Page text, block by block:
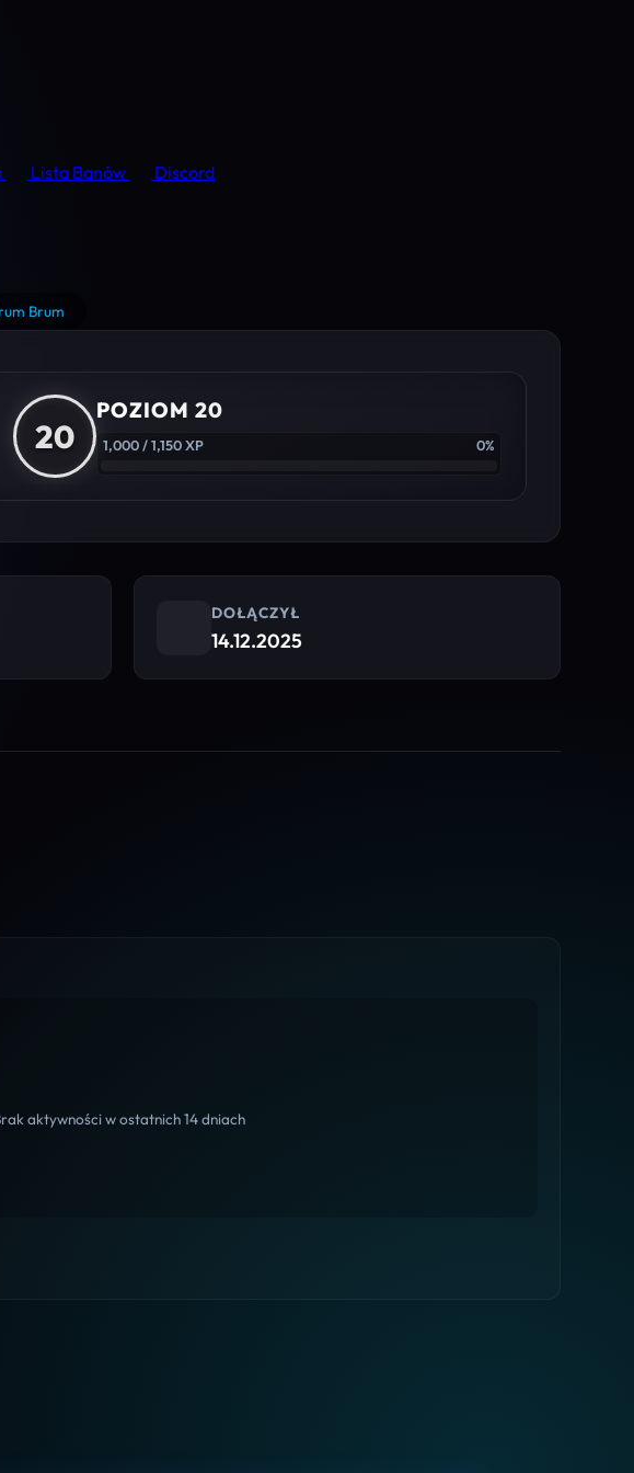
Lista Banów
Discord
Brum
20
POZIOM 20
1,000 / 1,150 XP 0%
DOŁĄCZYŁ
14.12.2025
aktywności w ostatnich 14 dniach